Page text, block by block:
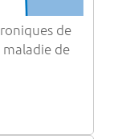
de
maladie de